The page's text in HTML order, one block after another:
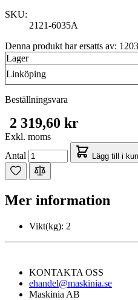
SKU:
2121-6035A
Denna produkt har ersatts av:
Lager
Linköping
Beställningsvara
2 319,60 kr
Exkl. moms
Antal
Lägg till i
Mer information
Vikt(kg): 2
KONTAKTA OSS
ehandel@maskinia.se
Maskinia AB